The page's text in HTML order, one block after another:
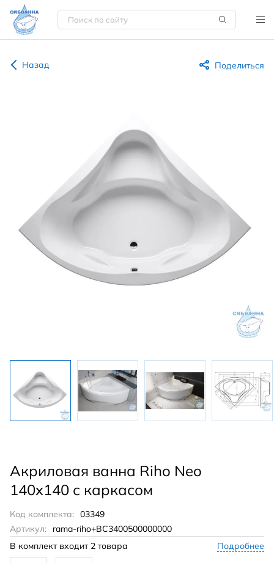
Назад Поделиться
Акриловая ванна Riho Neo
140x140 с каркасом
Код комплекта: 03349
Артикул:
rama-riho+BC3400500000000
В комплект входит 2 товара Подробнее